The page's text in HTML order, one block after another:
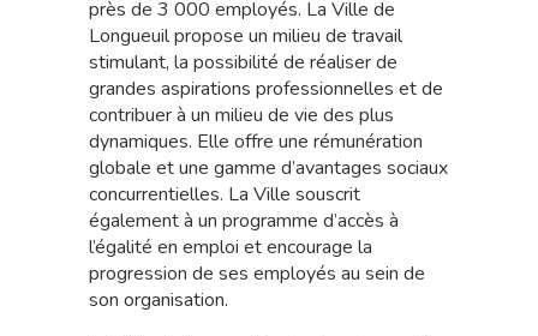
près de 3 000 employés. La Ville de
Longueuil propose un milieu de travail
stimulant, la possibilité de réaliser de
grandes aspirations professionnelles et de
contribuer à un milieu de vie des plus
dynamiques. Elle offre une rémunération
globale et une gamme d’avantages sociaux
concurrentielles. La Ville souscrit
également à un programme d’accès à
l’égalité en emploi et encourage la
progression de ses employés au sein de
son organisation.